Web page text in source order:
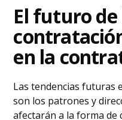
El futuro de
en la
Las tendencias futuras
son los patrones y
afectarán a la forma de